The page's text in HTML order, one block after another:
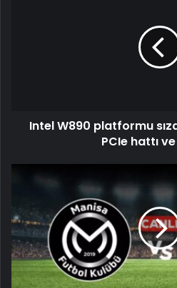
Intel W890 platformu
PCIe hattı